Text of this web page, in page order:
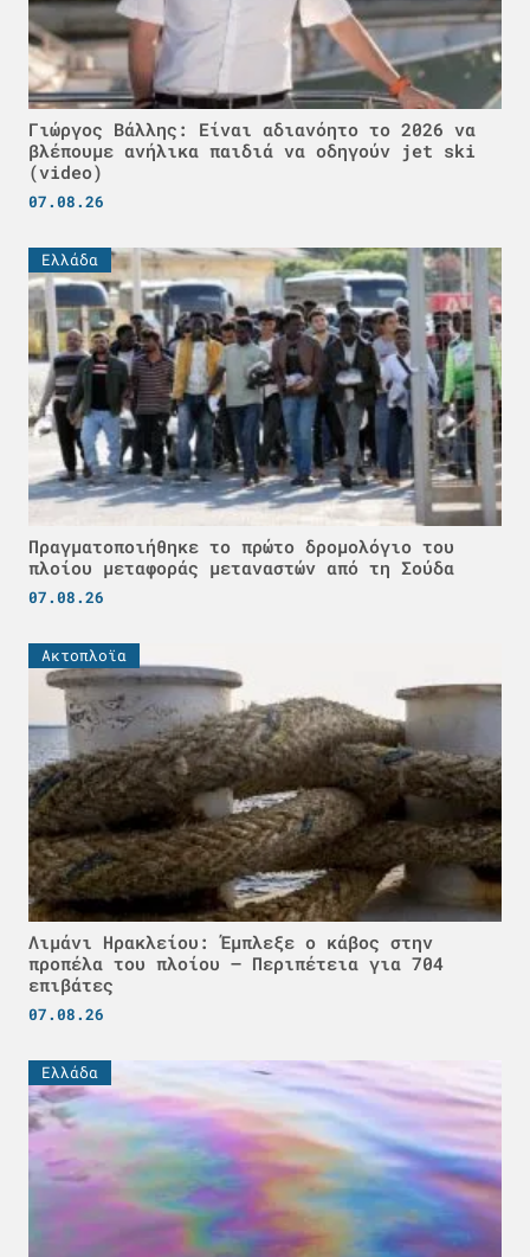
Γιώργος Βάλλης: Είναι αδιανόητο το 2026 να
βλέπουμε ανήλικα παιδιά να οδηγούν jet ski
(video)
07.08.26
Ελλάδα
Πραγματοποιήθηκε το πρώτο δρομολόγιο του
πλοίου μεταφοράς μεταναστών από τη Σούδα
07.08.26
Ακτοπλοϊα
Λιμάνι Ηρακλείου: Έμπλεξε ο κάβος στην
προπέλα του πλοίου – Περιπέτεια για 704
επιβάτες
07.08.26
Ελλάδα